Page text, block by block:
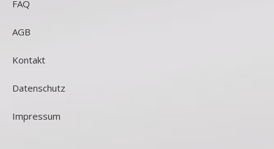
FAQ
AGB
Kontakt
Datenschutz
Impressum